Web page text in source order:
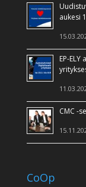
aukesi
EP-
CMC -
CoOp